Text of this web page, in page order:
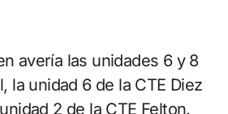
avería las unidades 6 y 8
la unidad 6 de la CTE Diez
2 de la CTE Felton.